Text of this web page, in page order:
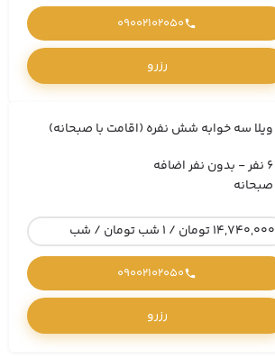
09002102050
رزرو
ویلا سه خوابه شش نفره (اقامت با صبحانه)
6 نفر - بدون نفر اضافه
صبحانه
14,740,000 تومان / 1 شب تومان / شب
09002102050
رزرو